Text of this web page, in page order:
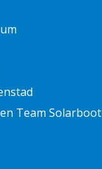
Team Solarboot